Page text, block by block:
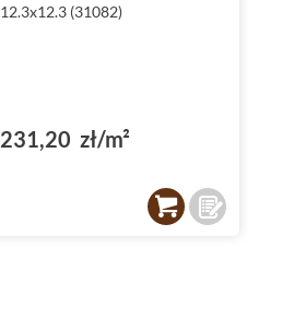
12.3x12.3 (31082)
231,20 zł/m²